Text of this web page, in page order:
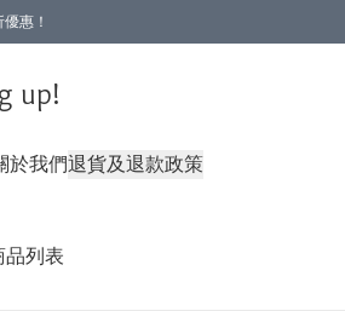
惠！
up!
於我們退貨及退款政策
品列表